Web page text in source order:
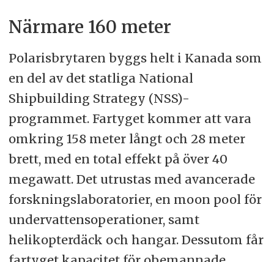
Närmare 160 meter
Polarisbrytaren byggs helt i Kanada som
en del av det statliga National
Shipbuilding Strategy (NSS)-
programmet. Fartyget kommer att vara
omkring 158 meter långt och 28 meter
brett, med en total effekt på över 40
megawatt. Det utrustas med avancerade
forskningslaboratorier, en moon pool för
undervattensoperationer, samt
helikopterdäck och hangar. Dessutom får